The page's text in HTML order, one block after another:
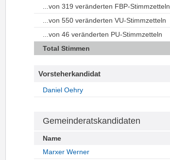
...von 319 veränderten FBP-Stimmzetteln
...von 550 veränderten VU-Stimmzetteln
...von 46 veränderten PU-Stimmzetteln
Total Stimmen
Vorsteherkandidat
Daniel Oehry
Gemeinderatskandidaten
Name
Marxer Werner